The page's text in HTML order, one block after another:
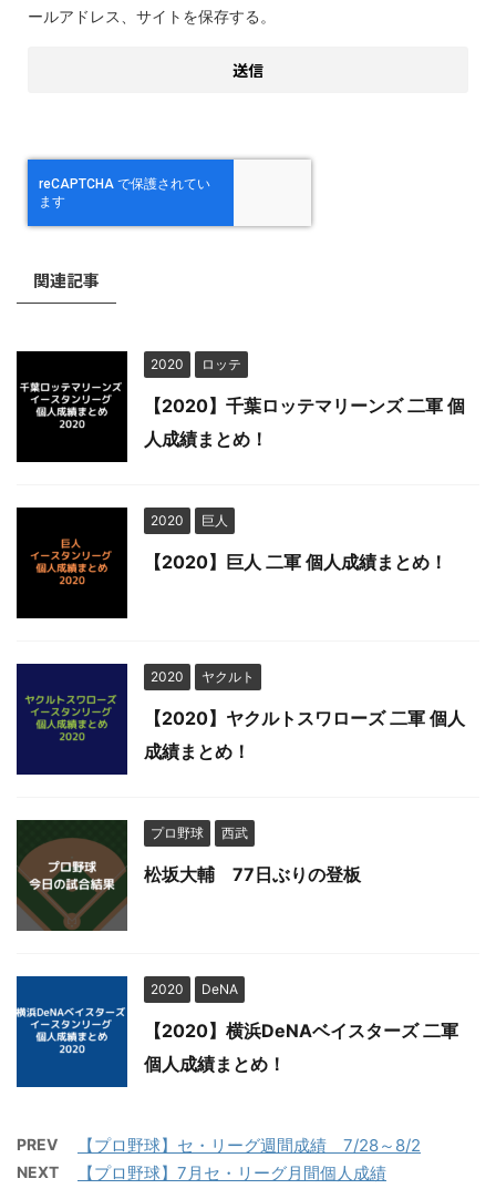
ールアドレス、サイトを保存する。
関連記事
2020 ロッテ
【2020】千葉ロッテマリーンズ 二軍 個
人成績まとめ！
2020 巨人
【2020】巨人 二軍 個人成績まとめ！
2020 ヤクルト
【2020】ヤクルトスワローズ 二軍 個人
成績まとめ！
プロ野球 西武
松坂大輔 77日ぶりの登板
2020 DeNA
【2020】横浜DeNAベイスターズ 二軍
個人成績まとめ！
PREV 【プロ野球】セ・リーグ週間成績 7/28～8/2
NEXT 【プロ野球】7月セ・リーグ月間個人成績